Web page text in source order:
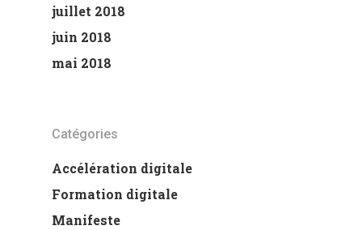
juillet 2018
juin 2018
mai 2018
Catégories
Accélération digitale
Formation digitale
Manifeste